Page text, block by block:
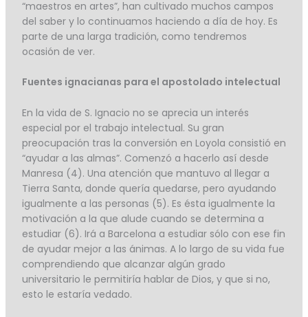
“maestros en artes”, han cultivado muchos campos
del saber y lo continuamos haciendo a día de hoy. Es
parte de una larga tradición, como tendremos
ocasión de ver.
Fuentes ignacianas para el apostolado intelectual
En la vida de S. Ignacio no se aprecia un interés
especial por el trabajo intelectual. Su gran
preocupación tras la conversión en Loyola consistió en
“ayudar a las almas”. Comenzó a hacerlo así desde
Manresa (4). Una atención que mantuvo al llegar a
Tierra Santa, donde quería quedarse, pero ayudando
igualmente a las personas (5). Es ésta igualmente la
motivación a la que alude cuando se determina a
estudiar (6). Irá a Barcelona a estudiar sólo con ese fin
de ayudar mejor a las ánimas. A lo largo de su vida fue
comprendiendo que alcanzar algún grado
universitario le permitiría hablar de Dios, y que si no,
esto le estaría vedado.